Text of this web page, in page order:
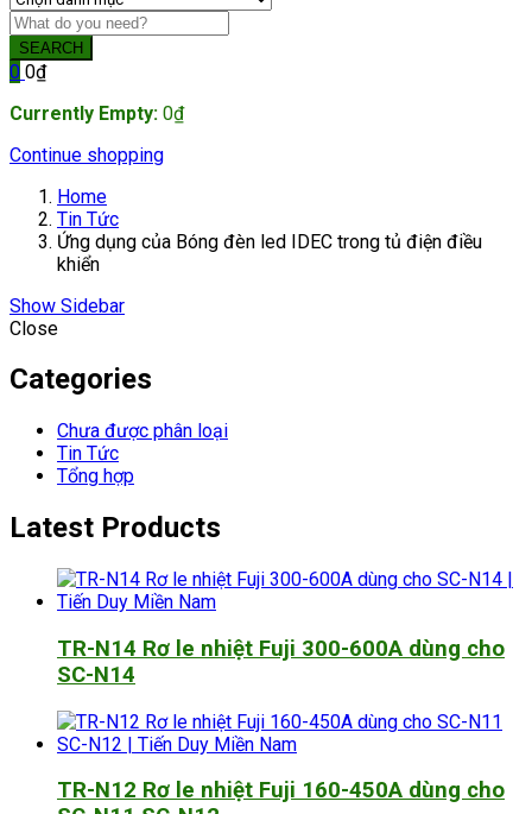
SEARCH
0 0₫
Currently Empty: 0₫
Continue shopping
Home
Tin Tức
Ứng dụng của Bóng đèn led IDEC trong tủ điện điều
khiển
Show Sidebar
Close
Categories
Chưa được phân loại
Tin Tức
Tổng hợp
Latest Products
TR-N14 Rơ le nhiệt Fuji 300-600A dùng cho
SC-N14
TR-N12 Rơ le nhiệt Fuji 160-450A dùng cho